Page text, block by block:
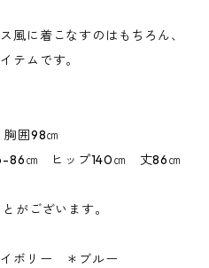
風に着こなすのはもちろん、
テムです。
囲98㎝
㎝ ヒップ140㎝ 丈86㎝
がございます。
ボリー ＊ブルー